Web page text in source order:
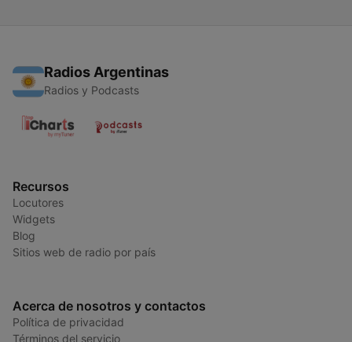
Radios Argentinas
Radios y Podcasts
Recursos
Locutores
Widgets
Blog
Sitios web de radio por país
Acerca de nosotros y contactos
Política de privacidad
Términos del servicio